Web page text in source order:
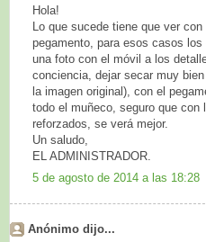
Hola!
Lo que sucede tiene que ver
pegamento, para esos casos
una foto con el móvil a los
conciencia, dejar secar muy
la imagen original), con el
todo el muñeco, seguro que
reforzados, se verá mejor.
Un saludo,
EL ADMINISTRADOR.
5 de agosto de 2014 a las 18:28
Anónimo dijo...